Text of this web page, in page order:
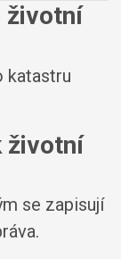
životní
katastru
životní
se zapisují